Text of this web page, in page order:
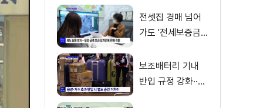
전셋집 경매 넘어
가도 '전세보증금'
보조배터리 기내
반입 규정 강화··